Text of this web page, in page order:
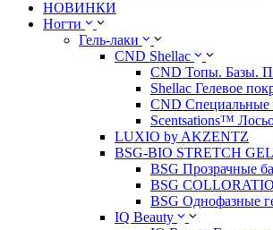
НОВИНКИ
Ногти
Гель-лаки
CND Shellac
CND Топы. Базы.
Shellac Гелевое
CND Специальные
Scentsations™
LUXIO by AKZENTZ
BSG-BIO STRETCH GEL
BSG Прозрачные
BSG
BSG Однофазные
IQ Beauty